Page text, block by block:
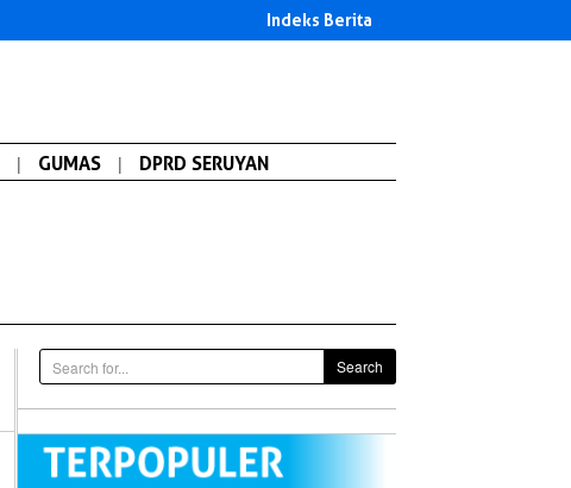
Indeks Berita
| GUMAS | DPRD SERUYAN
Search